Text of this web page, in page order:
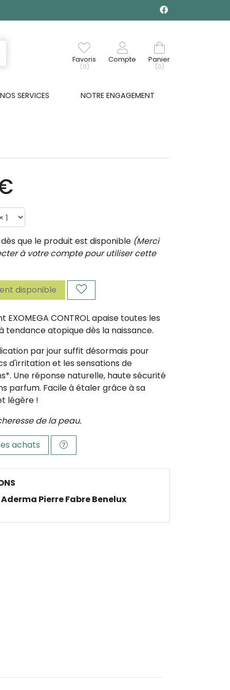
Favoris
(0)
Compte
Panier
(0)
NOS SERVICES NOTRE ENGAGEMENT
que le produit est disponible (Merci
à votre compte pour utiliser cette
disponible
EXOMEGA CONTROL apaise toutes les
tendance atopique dès la naissance.
par jour suffit désormais pour
d'irritation et les sensations de
Une réponse naturelle, haute sécurité
parfum. Facile à étaler grâce à sa
légère !
de la peau.
achats
Aderma Pierre Fabre Benelux